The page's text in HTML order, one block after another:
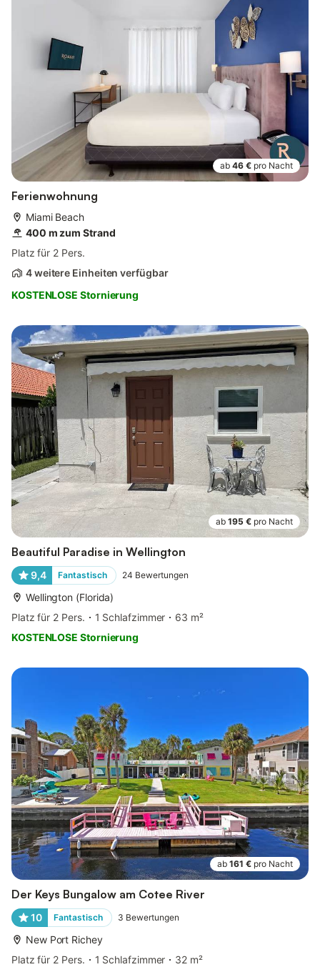
ab 46 € pro Nacht
Ferienwohnung
Miami Beach
400 m zum Strand
Platz für 2 Pers.
4 weitere Einheiten verfügbar
KOSTENLOSE Stornierung
ab 195 € pro Nacht
Beautiful Paradise in Wellington
9,4 Fantastisch 24 Bewertungen
Wellington (Florida)
Platz für 2 Pers.
1 Schlafzimmer
63 m²
KOSTENLOSE Stornierung
ab 161 € pro Nacht
Der Keys Bungalow am Cotee River
10 Fantastisch 3 Bewertungen
New Port Richey
Platz für 2 Pers.
1 Schlafzimmer
32 m²